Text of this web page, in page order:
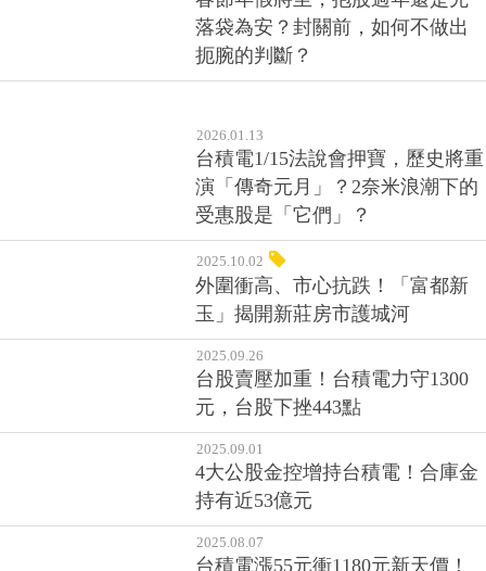
轉手賣更高？房產專家：時空背
景不同才是關鍵
2026.02.11
落袋為安？封關前，如何不做出
扼腕的判斷？
2026.01.13
台積電1/15法說會押寶，歷史將重
演「傳奇元月」？2奈米浪潮下的
受惠股是「它們」？
2025.10.02
外圍衝高、市心抗跌！「富都新
2025.09.26
台股賣壓加重！台積電力守1300
2025.09.01